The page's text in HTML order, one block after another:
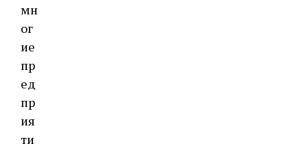
мн
ог
ие
пр
ед
пр
ия
ти